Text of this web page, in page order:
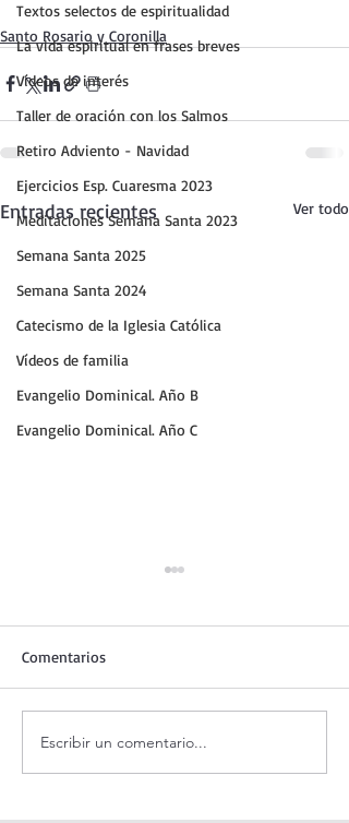
Textos selectos de espiritualidad
La vida espiritual en frases breves
Vídeos de interés
Taller de oración con los Salmos
Retiro Adviento - Navidad
Ejercicios Esp. Cuaresma 2023
Meditaciones Semana Santa 2023
Semana Santa 2025
Semana Santa 2024
Catecismo de la Iglesia Católica
Vídeos de familia
Evangelio Dominical. Año B
Evangelio Dominical. Año C
Santo Rosario y Coronilla
Entradas recientes Ver todo
Santo Rosario de hoy
sábado. Misterios Gozosos.
Comentarios
Escribir un comentario...